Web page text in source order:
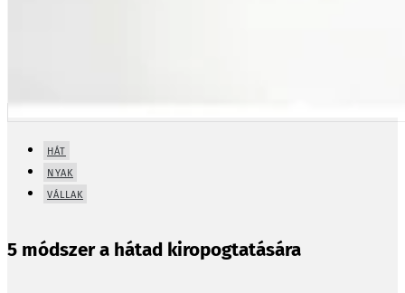
HÁT
NYAK
VÁLLAK
5 módszer a hátad kiropogtatására